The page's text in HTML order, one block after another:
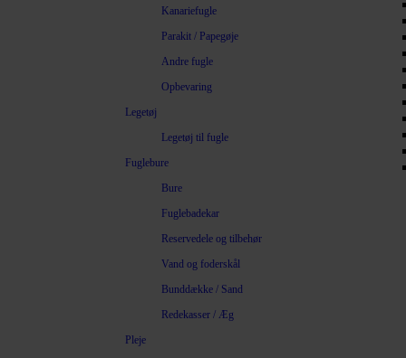
Kanariefugle
Parakit / Papegøje
Andre fugle
Opbevaring
Legetøj
Legetøj til fugle
Fuglebure
Bure
Fuglebadekar
Reservedele og tilbehør
Vand og foderskål
Bunddække / Sand
Redekasser / Æg
Pleje